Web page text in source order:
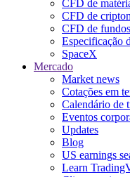
CFD de
CFD de
CFD de
Especificação
SpaceX
Mercado
Market news
Cotações em
Calendário de
Eventos
Updates
Blog
US earnings
Learn